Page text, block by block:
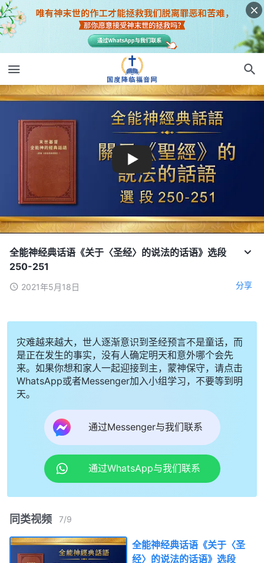
全能神经典话语《关于〈圣经〉的说法的话语》选段
250-251
2021年5月18日 分享
灾难越来越大，世人逐渐意识到圣经预言不是童话，而
是正在发生的事实，没有人确定明天和意外哪个会先
来。如果你想和家人一起迎接到主，蒙神保守，请点击
WhatsApp或者Messenger加入小组学习，不要等到明
天。
通过Messenger与我们联系
通过WhatsApp与我们联系
同类视频 7/9
全能神经典话语《关于〈圣
经〉的说法的话语》选段